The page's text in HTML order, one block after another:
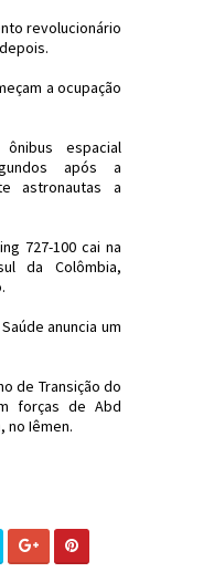
revolucionário
a ocupação
espacial
após a
astronautas a
727-100 cai na
da Colômbia,
anuncia um
de Transição do
forças de Abd
no Iêmen.